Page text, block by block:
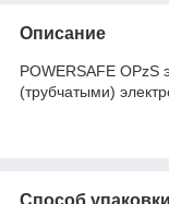
Описание
POWERSAFE OPzS
(трубчатыми)
Способ упаковки